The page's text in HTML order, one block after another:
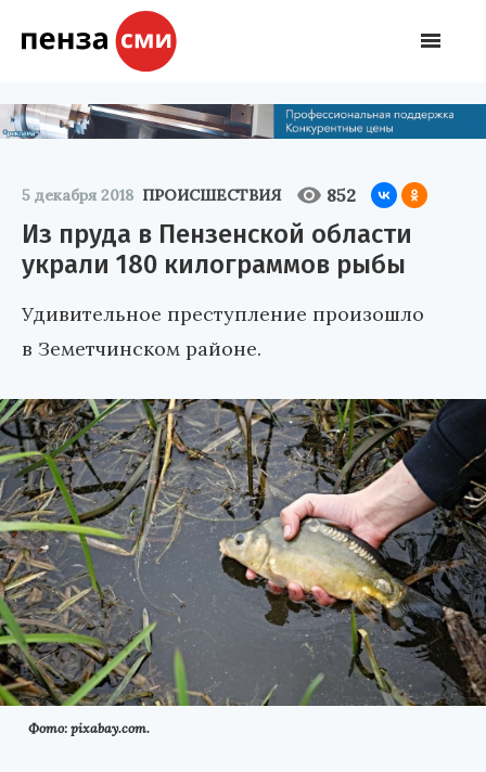
5 декабря 2018 ПРОИСШЕСТВИЯ 852
Из пруда в Пензенской области
украли 180 килограммов рыбы
Удивительное преступление произошло
в Земетчинском районе.
Фото: pixabay.com.